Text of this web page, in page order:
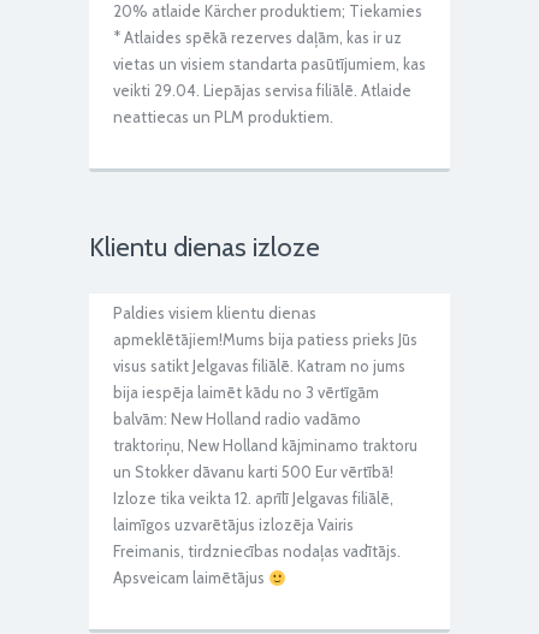
20% atlaide Kärcher produktiem; Tiekamies
* Atlaides spēkā rezerves daļām, kas ir uz
vietas un visiem standarta pasūtījumiem, kas
veikti 29.04. Liepājas servisa filiālē. Atlaide
neattiecas un PLM produktiem.
Klientu dienas izloze
Paldies visiem klientu dienas
apmeklētājiem!Mums bija patiess prieks Jūs
visus satikt Jelgavas filiālē. Katram no jums
bija iespēja laimēt kādu no 3 vērtīgām
balvām: New Holland radio vadāmo
traktoriņu, New Holland kājminamo traktoru
un Stokker dāvanu karti 500 Eur vērtībā!
Izloze tika veikta 12. aprīlī Jelgavas filiālē,
laimīgos uzvarētājus izlozēja Vairis
Freimanis, tirdzniecības nodaļas vadītājs.
Apsveicam laimētājus